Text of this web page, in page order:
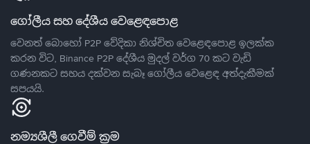
ගෝලීය සහ දේශීය වෙළෙඳපොළ
වෙනත් බොහෝ P2P වේදිකා නිශ්චිත වෙළෙඳපොළ ඉලක්ක
කරන විට, Binance P2P දේශීය මුදල් වර්ග 70 කට වැඩි
ගණනකට සහය දක්වන සැබෑ ගෝලීය වෙළෙඳ අත්දැකීමක්
සපයයි.
නම්‍යශීලී ගෙවීම් ක්‍රම